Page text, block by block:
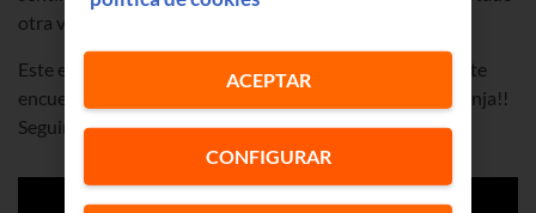
otra vez”.
Este es alguno de los momentazos que puedes ver en este
encuentro histórico. ¡No te lo pierdas! Aúpa marea naranja!!
Seguiremos haciendo historia juntos.
CONFIGURAR
ACEPTAR